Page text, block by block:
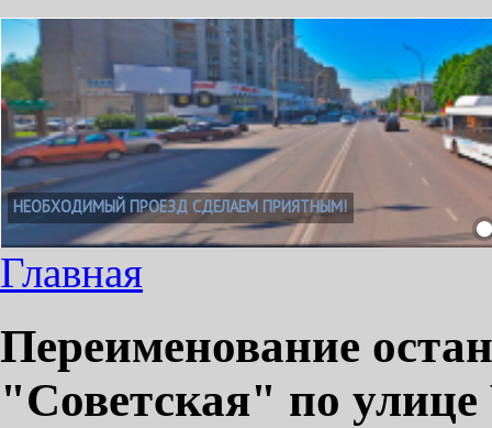
НЕОБХОДИМЫЙ ПРОЕЗД СДЕЛАЕМ ПРИЯТНЫМ!
Главная
Переименование
"Советская" по